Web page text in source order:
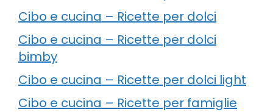
Cibo e cucina – Ricette per dolci
Cibo e cucina – Ricette per dolci
bimby
Cibo e cucina – Ricette per dolci light
Cibo e cucina – Ricette per famiglie